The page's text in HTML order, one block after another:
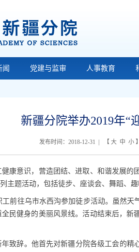
闻 党建与监审 人事教育
新疆分院举办2019年“
发布时间：2018-12-31 | 【 大 中 小
健康意识，营造团结、进取、和谐发展的
主题活动，包括徒步、座谈会、舞蹈、趣
前往乌市水西沟参加徒步活动。虽然
民健身的美丽风景线。活动结束后，
致辞。他首先对新疆分院各级工会的